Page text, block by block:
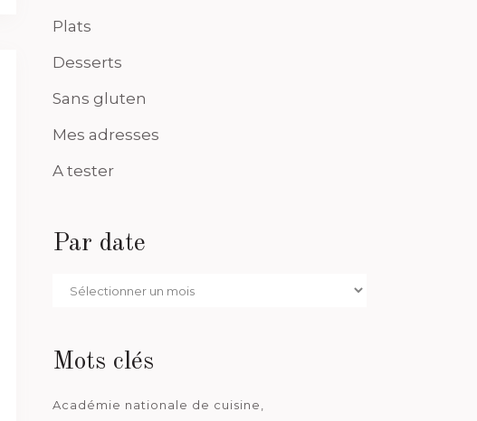
Plats
Desserts
Sans gluten
Mes adresses
A tester
Par date
Par
Mots clés
Académie nationale de cuisine